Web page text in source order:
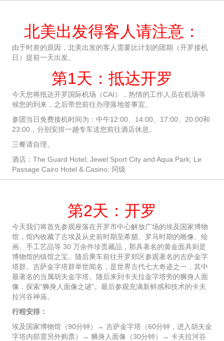
北美出发得客人请注意：
由于时差的原因，北美出发的客人需要比计划的团期（开罗接机
日）提前一天出发。
第1天：抵达开罗
今天您将抵达开罗国际机场（CAI），热情的工作人员在机场等
候您的到来，之后带您前往办理落地签事宜。
参团当日免费接机时间为：中午12:00、14:00、17:00、20:00和
23:00，分别安排一趟专车送您前往酒店休息。
三餐请自理。
酒店：The Guard Hotel; Jewel Sport City and Aqua Park; Le
Passage Cairo Hotel & Casino; 同级
第2天：开罗
今天我们将首先参观座落在开罗市中心解放广场的埃及国家博物
馆，馆内收藏了古埃及从史前时期至希腊、罗马时期的雕像、绘
画、手工艺品等 30 万余件珍贵藏品，那具著名的黄金面具则是
博物馆的镇馆之宝。随后乘车前往开罗郊区参观著名的吉萨金字
塔群。吉萨金字塔群举世闻名，是世界古代七大奇迹之一，其中
最著名的当属胡夫金字塔。随后来到卡夫拉金字塔旁的狮身人面
像，探索“狮身人面像之谜”。最后参观充满新鲜感和技术的卡夫
拉河谷神庙。
行程安排：
埃及国家博物馆（90分钟）→ 吉萨金字塔（60分钟，进入胡夫金
字塔内部需另外购票）→ 狮身人面像（30分钟）→ 卡夫拉河谷